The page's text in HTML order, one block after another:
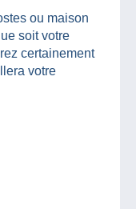
ou maison
soit votre
certainement
votre